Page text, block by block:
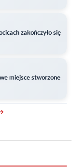
zakończyło się
miejsce stworzone